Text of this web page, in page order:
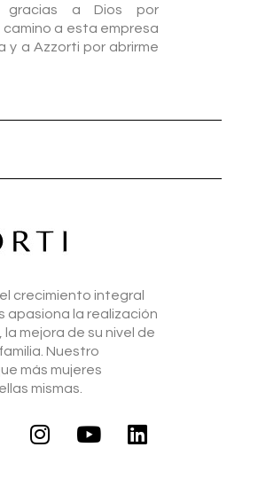
gracias a Dios por
camino a esta empresa
y a Azzorti por abrirme
crecimiento integral
apasiona la realización
la mejora de su nivel de
Nuestro
más mujeres
mismas.